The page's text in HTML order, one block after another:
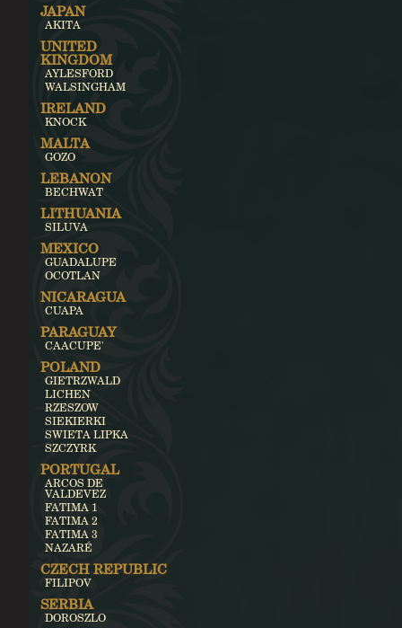
JAPAN
AKITA
UNITED
KINGDOM
AYLESFORD
WALSINGHAM
IRELAND
KNOCK
MALTA
GOZO
LEBANON
BECHWAT
LITHUANIA
SILUVA
MEXICO
GUADALUPE
OCOTLAN
NICARAGUA
CUAPA
PARAGUAY
CAACUPE'
POLAND
GIETRZWALD
LICHEN
RZESZOW
SIEKIERKI
SWIETA LIPKA
SZCZYRK
PORTUGAL
ARCOS DE
VALDEVEZ
FATIMA 1
FATIMA 2
FATIMA 3
NAZARÉ
CZECH REPUBLIC
FILIPOV
SERBIA
DOROSZLO